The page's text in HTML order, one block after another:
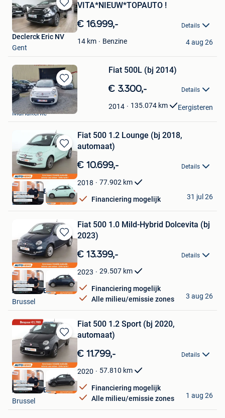
Bewaren
in
Mijn
Favorieten
VITA*NIEUW*TOPAUTO !
€ 16.999,- Details
14 km Benzine
Declerck Eric NV
Gent
4 aug 26
Bewaren
in
Mijn
Favorieten
Fiat 500L (bj 2014)
€ 3.300,- Details
2014 135.074 km
Garage 2M MOTORS
Mariakerke
Eergisteren
Bewaren
in
Mijn
Favorieten
Fiat 500 1.2 Lounge (bj 2018,
automaat)
€ 10.699,- Details
2018 77.902 km
Financiering mogelijk
Autohero België
Brussel
31 jul 26
Bewaren
in
Mijn
Favorieten
Fiat 500 1.0 Mild-Hybrid Dolcevita (bj
2023)
€ 13.399,- Details
2023 29.507 km
Financiering mogelijk
Alle milieu/emissie zones
Autohero België
Brussel
3 aug 26
Bewaren
in
Mijn
Favorieten
Fiat 500 1.2 Sport (bj 2020,
automaat)
€ 11.799,- Details
2020 57.810 km
Financiering mogelijk
Alle milieu/emissie zones
Autohero België
Brussel
1 aug 26